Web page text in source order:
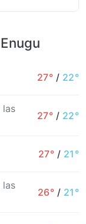
27° / 22°
las
27° / 22°
27° / 21°
las
26° / 21°